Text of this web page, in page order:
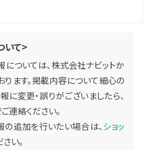
いて>
については、株式会社ナビットか
ます。掲載内容について細心の
に変更・誤りがございましたら、
連絡ください。
の追加を行いたい場合は、ショッ
い。